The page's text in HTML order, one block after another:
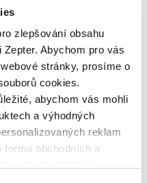
zlepšování obsahu
Abychom pro vás
stránky, prosíme o
cookies.
abychom vás mohli
a výhodných
reklam
forma obchodních a
okamžitou úlevu při
počítače nebo
rovnováha:
hormonální
melatoninu
pozornosti, spánku